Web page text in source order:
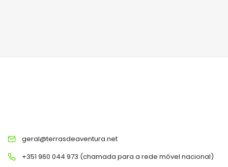
geral@terrasdeaventura.net
+351 960 044 973 (chamada para a rede móvel nacional)